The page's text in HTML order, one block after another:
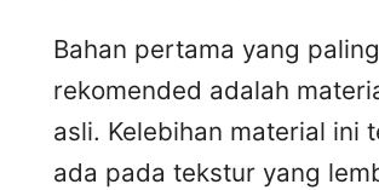
Bahan pertama yang paling
rekomended adalah
asli. Kelebihan material ini
ada pada tekstur yang